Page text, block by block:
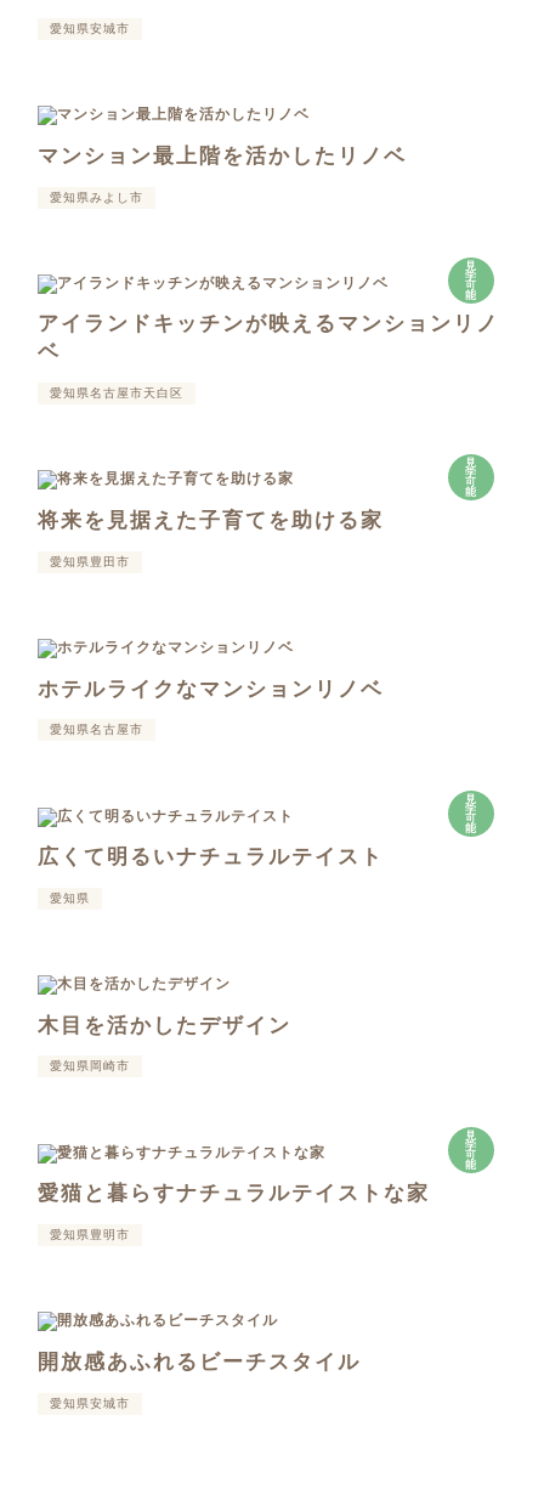
愛知県安城市
マンション最上階を活かしたリノベ
愛知県みよし市
見
学
可
能
アイランドキッチンが映えるマンションリノ
ベ
愛知県名古屋市天白区
見
学
可
能
将来を見据えた子育てを助ける家
愛知県豊田市
ホテルライクなマンションリノベ
愛知県名古屋市
見
学
可
能
広くて明るいナチュラルテイスト
愛知県
木目を活かしたデザイン
愛知県岡崎市
見
学
可
能
愛猫と暮らすナチュラルテイストな家
愛知県豊明市
開放感あふれるビーチスタイル
愛知県安城市